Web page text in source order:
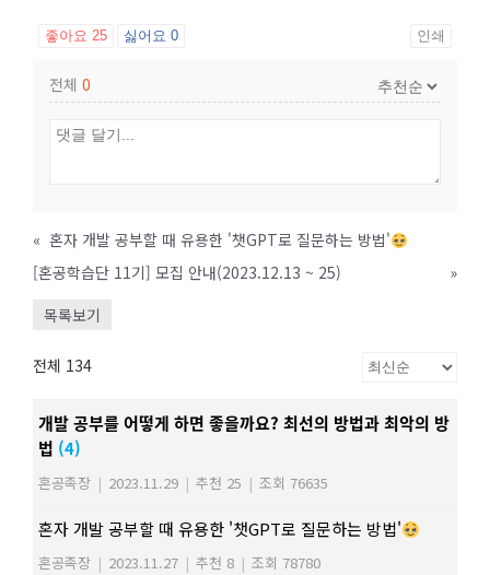
좋아요 25 싫어요 0 인쇄
전체 0
« 혼자 개발 공부할 때 유용한 '챗GPT로 질문하는 방법'
[혼공학습단 11기] 모집 안내(2023.12.13 ~ 25)
»
목록보기
전체 134
개발 공부를 어떻게 하면 좋을까요? 최선의 방법과 최악의 방
법 (4)
혼공족장 | 2023.11.29 | 추천 25 | 조회 76635
혼자 개발 공부할 때 유용한 '챗GPT로 질문하는 방법'
혼공족장 | 2023.11.27 | 추천 8 | 조회 78780